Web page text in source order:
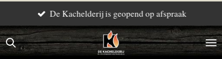
De Kachelderij is geopend op afspraak